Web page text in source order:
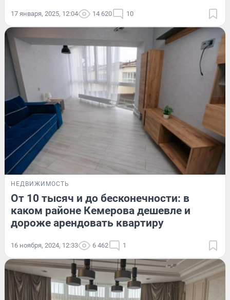
17 января, 2025, 12:04 14 620 10
НЕДВИЖИМОСТЬ
От 10 тысяч и до бесконечности: в
каком районе Кемерова дешевле и
дороже арендовать квартиру
16 ноября, 2024, 12:33 6 462 1